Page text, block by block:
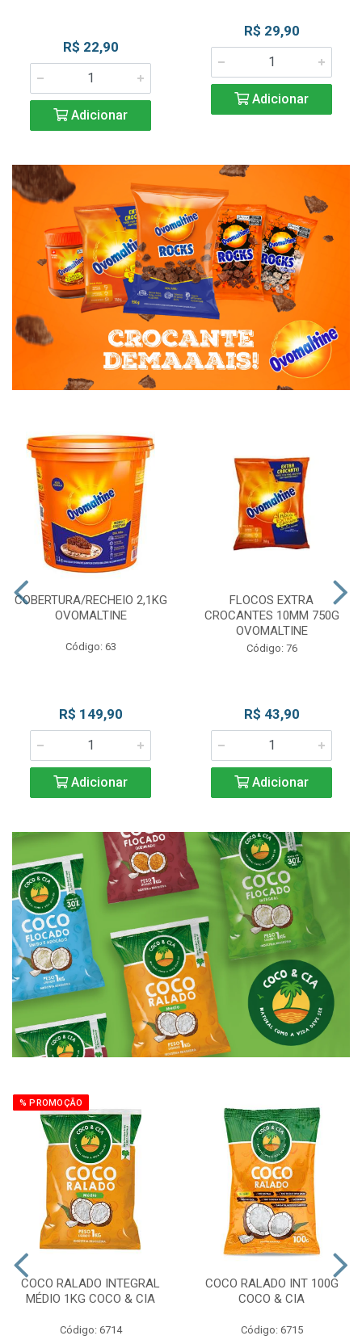
R$ 22,90
Adicionar
R$ 29,90
Adicionar
COBERTURA/RECHEIO 2,1KG
OVOMALTINE
Código: 63
R$ 149,90
Adicionar
FLOCOS EXTRA
CROCANTES 10MM 750G
OVOMALTINE
Código: 76
R$ 43,90
Adicionar
% PROMOÇÃO
COCO RALADO INTEGRAL
MÉDIO 1KG COCO & CIA
Código: 6714
COCO RALADO INT 100G
COCO & CIA
Código: 6715